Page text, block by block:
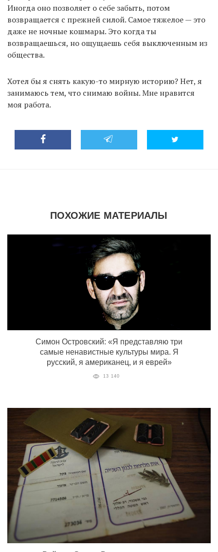
Иногда оно позволяет о себе забыть, потом
возвращается с прежней силой. Самое тяжелое — это
даже не ночные кошмары. Это когда ты
возвращаешься, но ощущаешь себя выключенным из
общества.
Хотел бы я снять какую-то мирную историю? Нет, я
занимаюсь тем, что снимаю войны. Мне нравится
моя работа.
ПОХОЖИЕ МАТЕРИАЛЫ
Симон Островский: «Я представляю три
самые ненавистные культуры мира. Я
русский, я американец, и я еврей»
13 140